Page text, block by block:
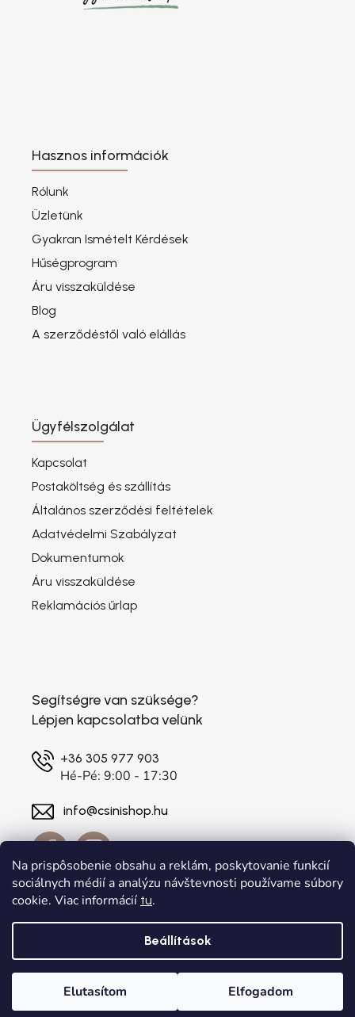
Na prispôsobenie obsahu a reklám, poskytovanie funkcií
sociálnych médií a analýzu návštevnosti používame súbory
cookie. Viac informácií tu.
Beállítások
Elutasítom Elfogadom
Hasznos információk
Rólunk
Üzletünk
Gyakran Ismételt Kérdések
Hűségprogram
Áru visszaküldése
Blog
A szerződéstől való elállás
Ügyfélszolgálat
Kapcsolat
Postaköltség és szállítás
Általános szerződési feltételek
Adatvédelmi Szabályzat
Dokumentumok
Áru visszaküldése
Reklamációs űrlap
Segítségre van szüksége?
Lépjen kapcsolatba velünk
+36 305 977 903
Hé-Pé: 9:00 - 17:30
info@csinishop.hu
Shoptet készítette a Adatelier
Copyright 2026csinishop.hu . Minden jog fenntartva.
Süti beállítások szerkesztése